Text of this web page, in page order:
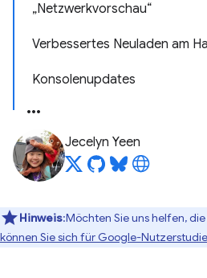
„Netzwerkvorschau“
Verbessertes Neuladen am
Konsolenupdates
Jecelyn Yeen
Hinweis:Möchten Sie uns helfen,
können Sie sich für Google-